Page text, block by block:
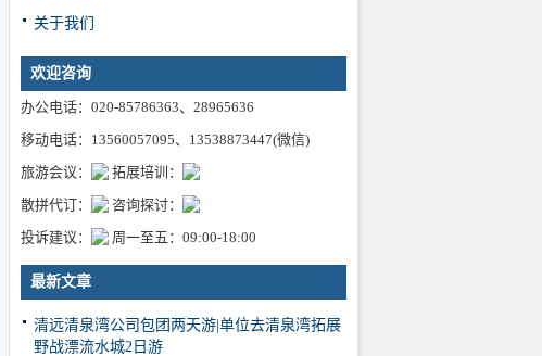
关于我们
欢迎咨询
办公电话：020-85786363、28965636
移动电话：13560057095、13538873447(微信)
旅游会议：
拓展培训：
散拼代订：
咨询探讨：
投诉建议：
周一至五：09:00-18:00
最新文章
清远清泉湾公司包团两天游|单位去清泉湾拓展
野战漂流水城2日游